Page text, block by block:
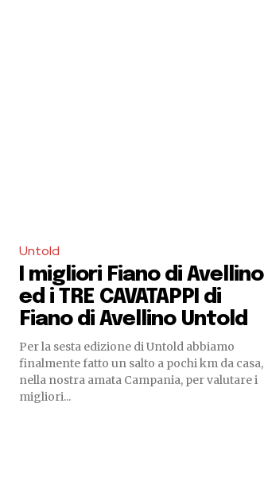
Untold
I migliori Fiano di Avellino
ed i TRE CAVATAPPI di
Fiano di Avellino Untold
Per la sesta edizione di Untold abbiamo
finalmente fatto un salto a pochi km da casa,
nella nostra amata Campania, per valutare i
migliori...